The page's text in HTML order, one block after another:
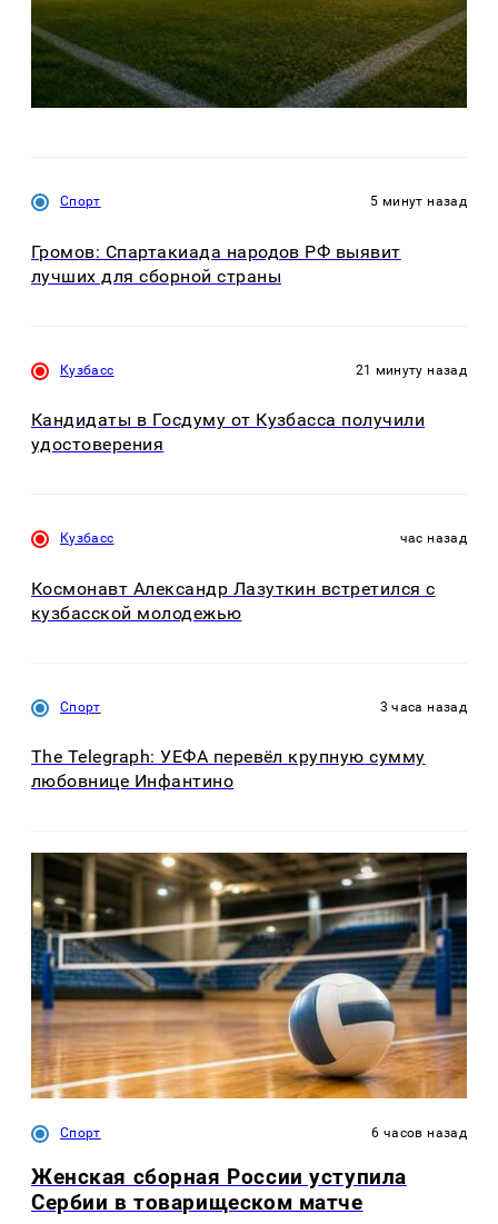
Спорт 5 минут назад
Громов: Спартакиада народов РФ выявит
лучших для сборной страны
Кузбасс 21 минуту назад
Кандидаты в Госдуму от Кузбасса получили
удостоверения
Кузбасс час назад
Космонавт Александр Лазуткин встретился с
кузбасской молодежью
Спорт 3 часа назад
The Telegraph: УЕФА перевёл крупную сумму
любовнице Инфантино
Спорт 6 часов назад
Женская сборная России уступила
Сербии в товарищеском матче